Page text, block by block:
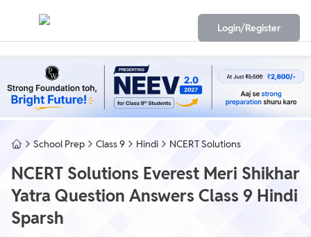
Login/Register
School Prep Class 9 Hindi NCERT Solutions
NCERT Solutions Everest Meri Shikhar
Yatra Question Answers Class 9 Hindi
Sparsh